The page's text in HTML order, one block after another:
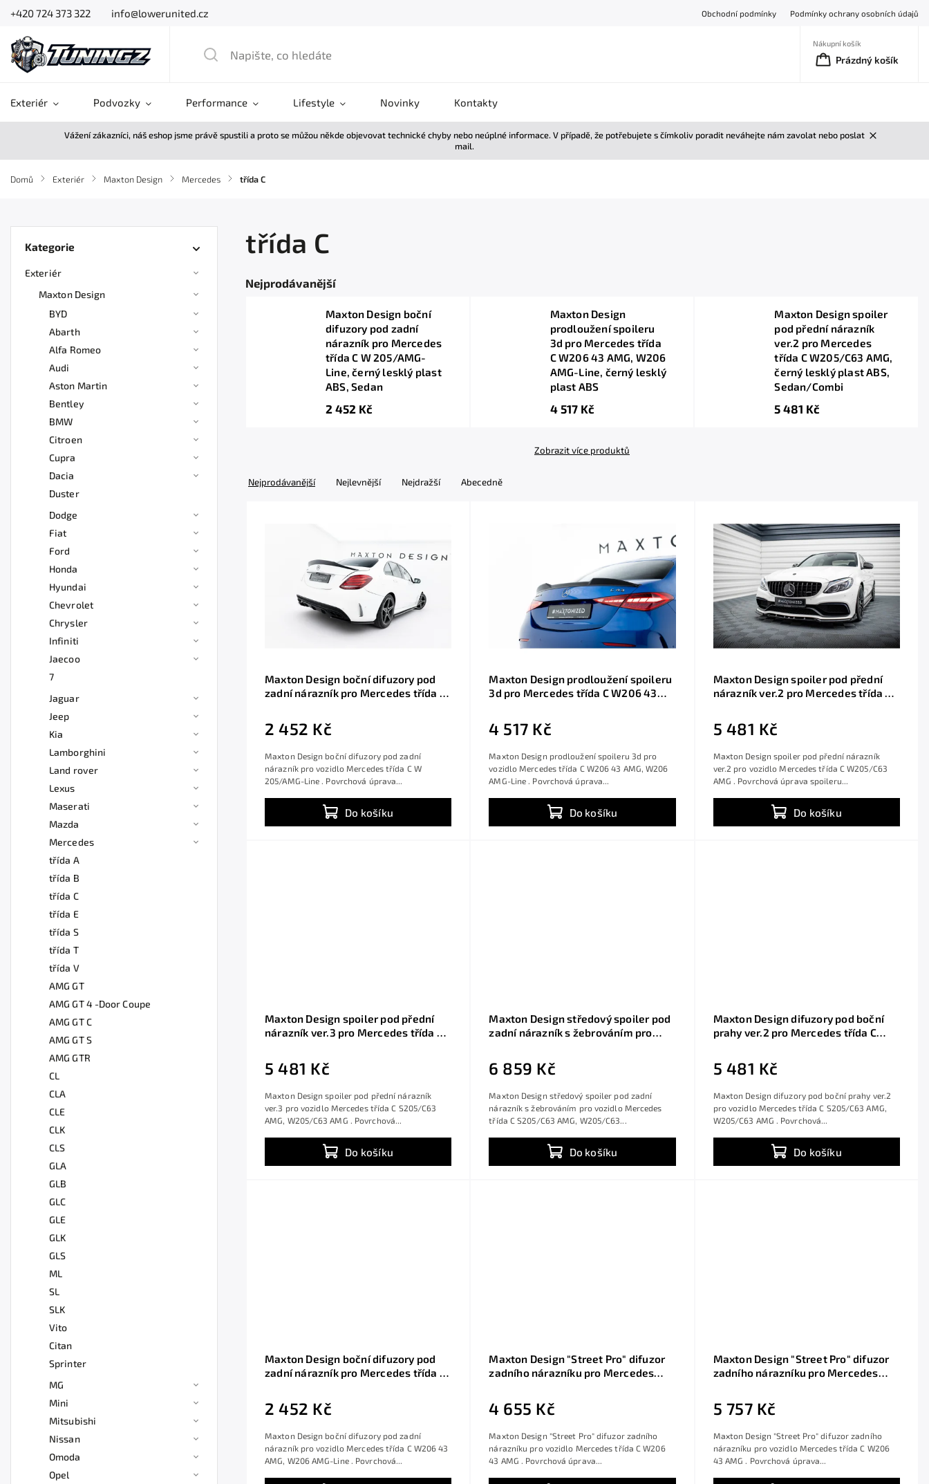
+420 724 373 322 info@lowerunited.cz Obchodní podmínky Podmínky ochrany osobních údajů
Nákupní košík
Prázdný košík
Exteriér Podvozky Performance Lifestyle Novinky Kontakty
Vážení zákazníci, náš eshop jsme právě spustili a proto se můžou někde objevovat technické chyby nebo neúplné informace. V případě, že potřebujete s čímkoliv poradit neváhejte nám zavolat nebo poslat
mail.
Domů / Exteriér / Maxton Design / Mercedes / třída C
Kategorie
Exteriér
Maxton Design
BYD
Abarth
Alfa Romeo
Audi
Aston Martin
Bentley
BMW
Citroen
Cupra
Dacia
Duster
Dodge
Fiat
Ford
Honda
Hyundai
Chevrolet
Chrysler
Infiniti
Jaecoo
7
Jaguar
Jeep
Kia
Lamborghini
Land rover
Lexus
Maserati
Mazda
Mercedes
třída A
třída B
třída C
třída E
třída S
třída T
třída V
AMG GT
AMG GT 4 -Door Coupe
AMG GT C
AMG GT S
AMG GTR
CL
CLA
CLE
CLK
CLS
GLA
GLB
GLC
GLE
GLK
GLS
ML
SL
SLK
Vito
Citan
Sprinter
MG
Mini
Mitsubishi
Nissan
Omoda
Opel
třída C
Nejprodávanější
Maxton Design boční
difuzory pod zadní
nárazník pro Mercedes
třída C W 205/AMG-
Line, černý lesklý plast
ABS, Sedan
2 452 Kč
Maxton Design
prodloužení spoileru
3d pro Mercedes třída
C W206 43 AMG, W206
AMG-Line, černý lesklý
plast ABS
4 517 Kč
Maxton Design spoiler
pod přední nárazník
ver.2 pro Mercedes
třída C W205/C63 AMG,
černý lesklý plast ABS,
Sedan/Combi
5 481 Kč
Zobrazit více produktů
Nejprodávanější Nejlevnější Nejdražší Abecedně
Maxton Design boční difuzory pod
zadní nárazník pro Mercedes třída C
ABS, Sedan
2 452 Kč
Do košíku
Maxton Design boční difuzory pod zadní
nárazník pro vozidlo Mercedes třída C W
205/AMG-Line . Povrchová úprava...
Maxton Design prodloužení spoileru
3d pro Mercedes třída C W206 43
plast ABS
4 517 Kč
Do košíku
Maxton Design prodloužení spoileru 3d pro
vozidlo Mercedes třída C W206 43 AMG, W206
AMG-Line . Povrchová úprava...
Maxton Design spoiler pod přední
nárazník ver.2 pro Mercedes třída C
ABS, Sedan/Combi
5 481 Kč
Do košíku
Maxton Design spoiler pod přední nárazník
ver.2 pro vozidlo Mercedes třída C W205/C63
AMG . Povrchová úprava spoileru...
Maxton Design spoiler pod přední
nárazník ver.3 pro Mercedes třída C
černý lesklý plast ABS,
Sedan/Estate
5 481 Kč
Do košíku
Maxton Design spoiler pod přední nárazník
ver.3 pro vozidlo Mercedes třída C S205/C63
AMG, W205/C63 AMG . Povrchová...
Maxton Design středový spoiler pod
zadní nárazník s žebrováním pro
W205/C63 AMG, černý lesklý plast
ABS, Sedan/Estate
6 859 Kč
Do košíku
Maxton Design středový spoiler pod zadní
nárazník s žebrováním pro vozidlo Mercedes
třída C S205/C63 AMG, W205/C63...
Maxton Design difuzory pod boční
prahy ver.2 pro Mercedes třída C
černý lesklý plast ABS,
Sedan/Estate
5 481 Kč
Do košíku
Maxton Design difuzory pod boční prahy ver.2
pro vozidlo Mercedes třída C S205/C63 AMG,
W205/C63 AMG . Povrchová...
Maxton Design boční difuzory pod
zadní nárazník pro Mercedes třída C
černý lesklý plast ABS
2 452 Kč
Maxton Design boční difuzory pod zadní
nárazník pro vozidlo Mercedes třída C W206 43
AMG, W206 AMG-Line . Povrchová...
Maxton Design "Street Pro" difuzor
zadního nárazníku pro Mercedes
povrchové úpravy
4 655 Kč
Maxton Design "Street Pro" difuzor zadního
nárazníku pro vozidlo Mercedes třída C W206
43 AMG . Povrchová úprava...
Maxton Design "Street Pro" difuzor
zadního nárazníku pro Mercedes
povrchové úpravy, s černou a
červenou linkou
5 757 Kč
Maxton Design "Street Pro" difuzor zadního
nárazníku pro vozidlo Mercedes třída C W206
43 AMG . Povrchová úprava...